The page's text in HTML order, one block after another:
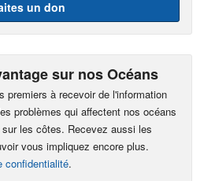
un don
sur nos Océans
premiers à recevoir de l'information
problèmes qui affectent nos océans
les côtes. Recevez aussi les
vous impliquez encore plus.
confidentialité.